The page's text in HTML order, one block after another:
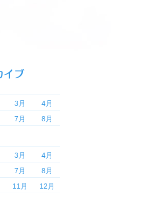
3月
4月
7月 8月
3月
4月
7月
8月
11月 12月